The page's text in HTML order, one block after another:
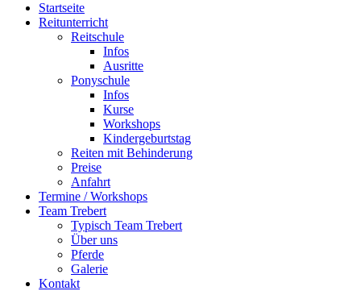
Startseite
Reitunterricht
Reitschule
Infos
Ausritte
Ponyschule
Infos
Kurse
Workshops
Kindergeburtstag
Reiten mit Behinderung
Preise
Anfahrt
Termine / Workshops
Team Trebert
Typisch Team Trebert
Über uns
Pferde
Galerie
Kontakt